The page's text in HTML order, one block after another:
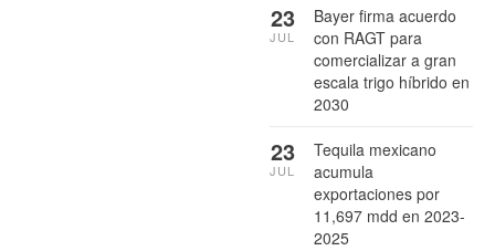
Bayer firma acuerdo
con RAGT para
comercializar a gran
escala trigo híbrido en
2030
23
JUL
Tequila mexicano
acumula
exportaciones por
11,697 mdd en 2023-
2025
23
JUL